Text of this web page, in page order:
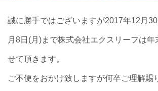
誠に勝手ではございますが2017年12月
月8日(月)まで株式会社エクスリーフは年
せて頂きます。
ご不便をおかけ致しますが何卒ご理解賜